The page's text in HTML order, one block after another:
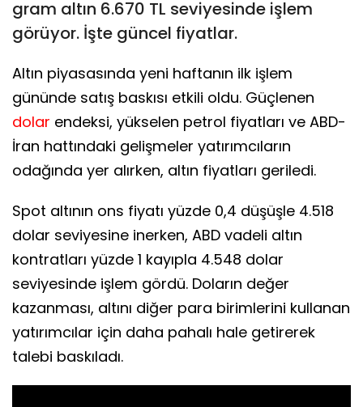
gram altın 6.670 TL seviyesinde işlem
görüyor. İşte güncel fiyatlar.
Altın piyasasında yeni haftanın ilk işlem
gününde satış baskısı etkili oldu. Güçlenen
dolar endeksi, yükselen petrol fiyatları ve ABD-
İran hattındaki gelişmeler yatırımcıların
odağında yer alırken, altın fiyatları geriledi.
Spot altının ons fiyatı yüzde 0,4 düşüşle 4.518
dolar seviyesine inerken, ABD vadeli altın
kontratları yüzde 1 kayıpla 4.548 dolar
seviyesinde işlem gördü. Doların değer
kazanması, altını diğer para birimlerini kullanan
yatırımcılar için daha pahalı hale getirerek
talebi baskıladı.